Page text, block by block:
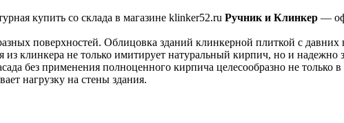
купить со склада в магазине klinker52.ru Ручник и Клинкер —
поверхностей. Облицовка зданий клинкерной плиткой с
клинкера не только имитирует натуральный кирпич, но и
без применения полноценного кирпича целесообразно не только
нагрузку на стены здания.